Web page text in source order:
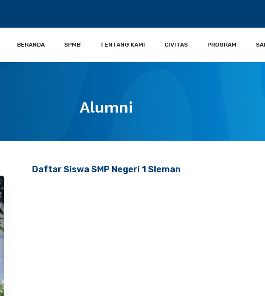
BERANDA SPMB TENTANG KAMI CIVITAS PROGRAM
Alumni
Daftar Siswa SMP Negeri 1 Sleman